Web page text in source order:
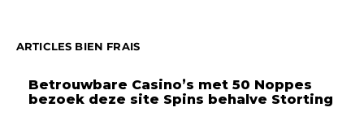
ARTICLES BIEN FRAIS
Betrouwbare Casino’s met 50 Noppes
bezoek deze site Spins behalve Storting